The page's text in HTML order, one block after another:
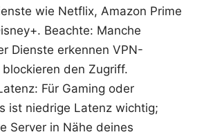
wie Netflix, Amazon Prime
Beachte: Manche
Dienste erkennen VPN-
den Zugriff.
Für Gaming oder
ist niedrige Latenz wichtig;
Server in Nähe deines